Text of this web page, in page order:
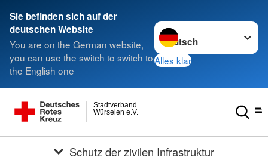
Sie befinden sich auf der
deutschen Website
You are on the German website,
you can use the switch to switch to
the English one
Sprache wechseln zu
Alles klar
Würselen e.V.
Stadtverband
Schutz der zivilen Infrastruktur